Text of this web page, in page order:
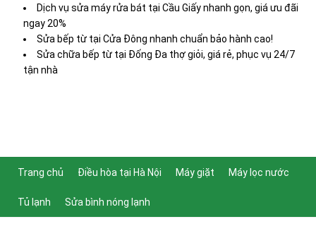
Dịch vụ sửa máy rửa bát tại Cầu Giấy nhanh gọn, giá ưu đãi
ngay 20%
Sửa bếp từ tại Cửa Đông nhanh chuẩn bảo hành cao!
Sửa chữa bếp từ tại Đống Đa thợ giỏi, giá rẻ, phục vụ 24/7
tận nhà
Trang chủ Điều hòa tại Hà Nội Máy giặt Máy lọc nước
Tủ lạnh Sửa bình nóng lạnh